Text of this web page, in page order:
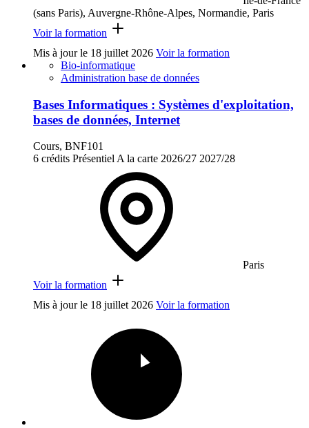
(sans Paris), Auvergne-Rhône-Alpes, Normandie, Paris
Voir la formation
Mis à jour le 18 juillet 2026 Voir la formation
Bio-informatique
Administration base de données
Bases Informatiques : Systèmes d'exploitation,
bases de données, Internet
Cours, BNF101
6 crédits PrésentielA la carte 2026/27 2027/28
Paris
Voir la formation
Mis à jour le 18 juillet 2026 Voir la formation